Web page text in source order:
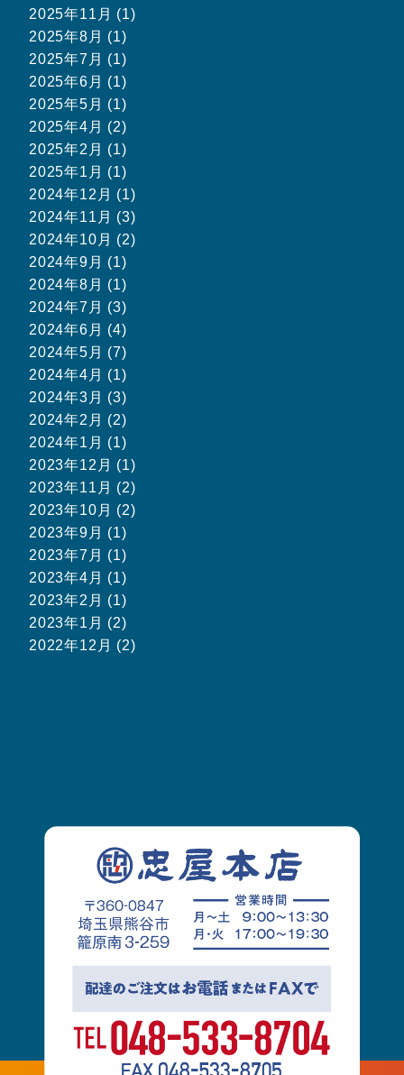
2025年11月 (1)
2025年8月 (1)
2025年7月 (1)
2025年6月 (1)
2025年5月 (1)
2025年4月 (2)
2025年2月 (1)
2025年1月 (1)
2024年12月 (1)
2024年11月 (3)
2024年10月 (2)
2024年9月 (1)
2024年8月 (1)
2024年7月 (3)
2024年6月 (4)
2024年5月 (7)
2024年4月 (1)
2024年3月 (3)
2024年2月 (2)
2024年1月 (1)
2023年12月 (1)
2023年11月 (2)
2023年10月 (2)
2023年9月 (1)
2023年7月 (1)
2023年4月 (1)
2023年2月 (1)
2023年1月 (2)
2022年12月 (2)